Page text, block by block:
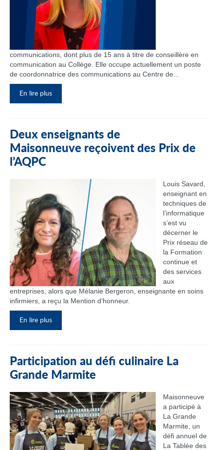
communications, dont plus de 15 ans à titre de conseillère en
communication au Collège. Elle occupe actuellement un poste
de coordonnatrice des communications au Centre de...
En lire plus
Deux enseignants de
Maisonneuve reçoivent des Prix de
l’AQPC
Louis Savard,
enseignant en
techniques de
l’informatique
s’est vu
décerner le
Prix réseau de
la Formation
continue et
des services
aux
entreprises, alors que Mélanie Bergeron, enseignante en soins
infirmiers, a reçu la Mention d’honneur.
En lire plus
Participation au défi culinaire La
Grande Marmite
Maisonneuve
a participé à
La Grande
Marmite, un
défi annuel de
La Tablée des